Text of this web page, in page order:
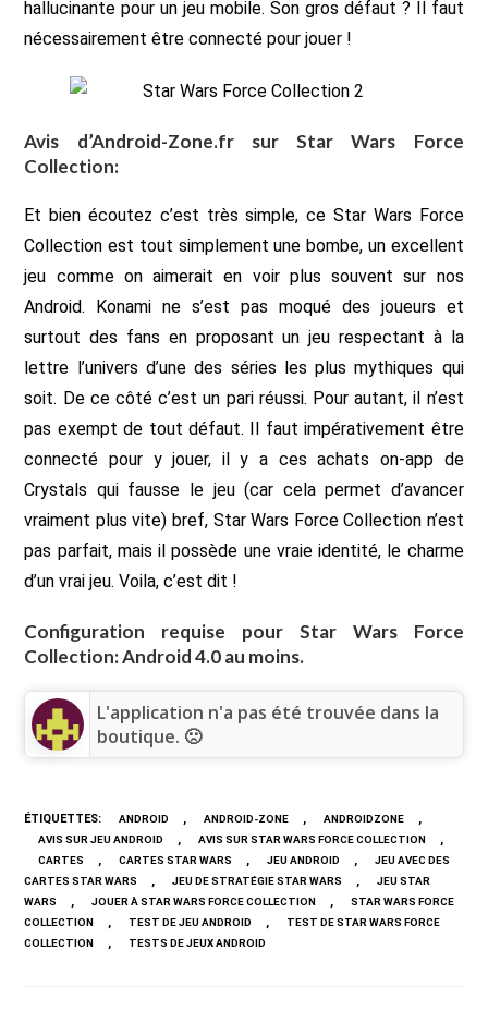
hallucinante pour un jeu mobile. Son gros défaut ? Il faut
nécessairement être connecté pour jouer !
Avis d’Android-Zone.fr sur Star Wars Force
Collection:
Et bien écoutez c’est très simple, ce Star Wars Force
Collection est tout simplement une bombe, un excellent
jeu comme on aimerait en voir plus souvent sur nos
Android. Konami ne s’est pas moqué des joueurs et
surtout des fans en proposant un jeu respectant à la
lettre l’univers d’une des séries les plus mythiques qui
soit. De ce côté c’est un pari réussi. Pour autant, il n’est
pas exempt de tout défaut. Il faut impérativement être
connecté pour y jouer, il y a ces achats on-app de
Crystals qui fausse le jeu (car cela permet d’avancer
vraiment plus vite) bref, Star Wars Force Collection n’est
pas parfait, mais il possède une vraie identité, le charme
d’un vrai jeu. Voila, c’est dit !
Configuration requise pour Star Wars Force
Collection: Android 4.0 au moins.
L'application n'a pas été trouvée dans la
boutique. 🙁
ÉTIQUETTES: ANDROID , ANDROID-ZONE , ANDROIDZONE ,
AVIS SUR JEU ANDROID , AVIS SUR STAR WARS FORCE COLLECTION ,
CARTES , CARTES STAR WARS , JEU ANDROID ,
JEU AVEC DES
CARTES STAR WARS
, JEU DE STRATÉGIE STAR WARS ,
JEU STAR
WARS
, JOUER À STAR WARS FORCE COLLECTION ,
STAR WARS FORCE
COLLECTION
, TEST DE JEU ANDROID ,
TEST DE STAR WARS FORCE
COLLECTION
, TESTS DE JEUX ANDROID